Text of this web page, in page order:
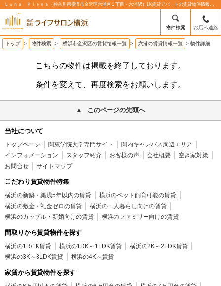
Ｌｕｎａ Ｐｌｅｎａ（神奈川県横浜市金沢区六浦南５丁目・六浦駅）1K賃貸アパートの賃貸物件情報%% | 株式会社ライフサロン横浜
物件検索 お店へ連絡
トップ > 物件検索 > 横浜市金沢区の賃貸情報一覧 > 六浦の賃貸情報一覧 > 物件詳細
こちらの物件は掲載を終了しております。
条件を変えて、再度検索をお願いします。
このページの先頭へ
当社について
トップページ 関東学院大学専門サイト
関内キャンパス周辺エリア
インフォメーション
スタッフ紹介 お客様の声 会社概要
空き家対策
お問合せ
サイトマップ
こだわり賃貸物件特集
横浜の新築・築浅5年以内の賃貸
横浜のペット飼育可能の賃貸
横浜の敷金・礼金ゼロの賃貸
横浜の一人暮らし向けの賃貸
横浜のカップル・新婚向けの賃貸
横浜のファミリー向けの賃貸
間取りから賃貸物件を探す
横浜の1R/1K賃貸 横浜の1DK～1LDK賃貸
横浜の2K～2LDK賃貸
横浜の3K～3LDK賃貸
横浜の4K～賃貸
家賃から賃貸物件を探す